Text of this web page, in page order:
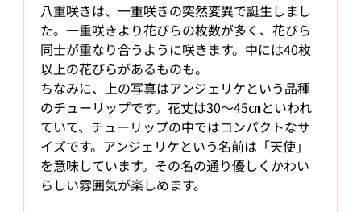
八重咲きは、一重咲きの突然変異で誕生しまし
た。一重咲きより花びらの枚数が多く、花びら
同士が重なり合うように咲きます。中には40枚
以上の花びらがあるものも。
ちなみに、上の写真はアンジェリケという品種
のチューリップです。花丈は30～45㎝といわれ
ていて、チューリップの中ではコンパクトなサ
イズです。アンジェリケという名前は「天使」
を意味しています。その名の通り優しくかわい
らしい雰囲気が楽しめます。